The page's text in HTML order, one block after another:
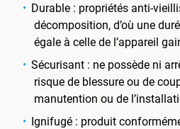
Durable : propriétés anti-
décomposition, d’où une
égale à celle de l’appareil
Sécurisant : ne possède ni
risque de blessure ou de
manutention ou de
Ignifugé : produit